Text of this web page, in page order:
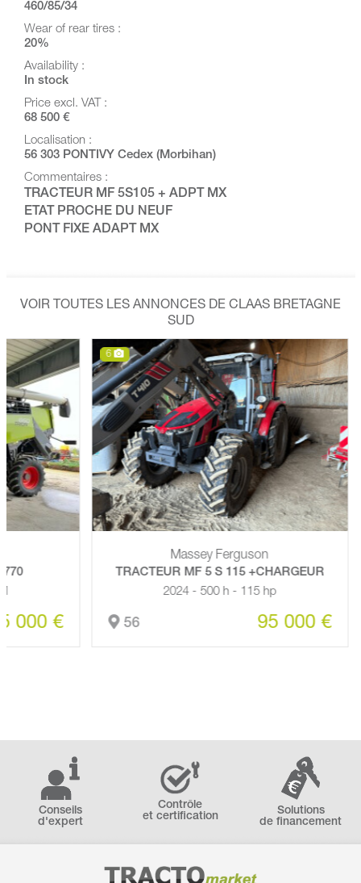
460/85/34
Wear of rear tires :
20%
Availability :
In stock
Price excl. VAT :
68 500 €
Localisation :
56 303 PONTIVY Cedex (Morbihan)
Commentaires :
TRACTEUR MF 5S105 + ADPT MX
ETAT PROCHE DU NEUF
PONT FIXE ADAPT MX
VOIR TOUTES LES ANNONCES DE CLAAS BRETAGNE
SUD
€
Massey Ferguson
TRACTEUR MF 5 S 115 +CHARGEUR
2024 - 500 h - 115 hp
56 95 000 €
6
Conseils
d'expert
Contrôle
et certification
Solutions
de financement